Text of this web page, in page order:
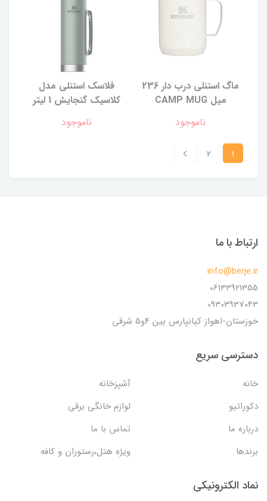
ماگ استنلی درب دار 236
میل CAMP MUG
ناموجود
فلاسک استنلی مدل
کلاسیک گنجایش 1 لیتر
ناموجود
1
2
ارتباط با ما
info@berje.ir
06133921355
09303937043
خوزستان-اهواز کیانپارس بین 4و5 شرقی
دسترسی سریع
خانه
آشپزخانه
دکوراتیو
لوازم خانگی برقی
درباره ما
تماس با ما
برندها
ویژه هتل،رستوران و کافه
نماد الکترونیکی